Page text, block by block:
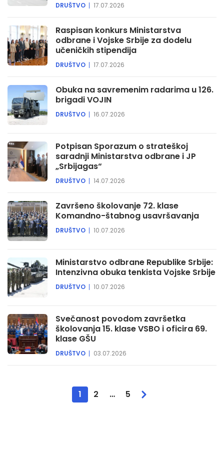
DRUŠTVO 17.07.2026
Raspisan konkurs Ministarstva
odbrane i Vojske Srbije za dodelu
učeničkih stipendija
DRUŠTVO 17.07.2026
Obuka na savremenim radarima u 126.
brigadi VOJIN
DRUŠTVO 16.07.2026
Potpisan Sporazum o strateškoj
saradnji Ministarstva odbrane i JP
„Srbijagas“
DRUŠTVO 14.07.2026
Završeno školovanje 72. klase
Komandno-štabnog usavršavanja
DRUŠTVO 10.07.2026
Ministarstvo odbrane Republike Srbije:
Intenzivna obuka tenkista Vojske Srbije
DRUŠTVO 10.07.2026
Svečanost povodom završetka
školovanja 15. klase VSBO i oficira 69.
klase GŠU
DRUŠTVO 03.07.2026
1 2 … 5